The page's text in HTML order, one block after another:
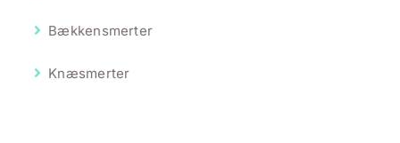
Bækkensmerter
Knæsmerter